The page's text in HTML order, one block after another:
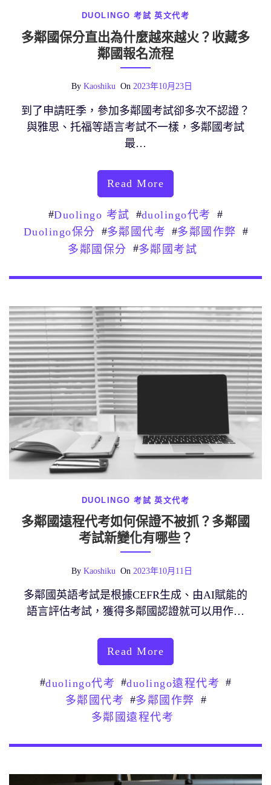
DUOLINGO 考試 英文代考
多鄰國保分直出為什麼越來越火？收藏多
鄰國報名流程
By Kaoshiku On 2023年10月23日
到了申請旺季，參加多鄰國考試卻多次不認證？
與雅思、托福等語言考試不一樣，多鄰國考試
最…
Read More
#Duolingo 考試 #duolingo代考
#
Duolingo保分
#多鄰國代考 #多鄰國作弊
#
多鄰國保分
#多鄰國考試
DUOLINGO 考試 英文代考
多鄰國遠程代考如何保證不被抓？多鄰國
考試新變化有哪些？
By Kaoshiku On 2023年10月11日
多鄰國英語考試是根據CEFR生成、由AI賦能的
語言評估考試，獲得多鄰國認證就可以用作…
Read More
#duolingo代考 #duolingo遠程代考 #
多鄰國代考 #多鄰國作弊
#
多鄰國遠程代考